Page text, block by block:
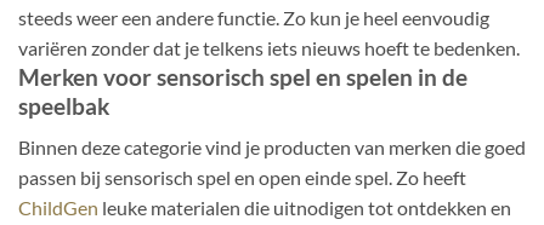
steeds weer een andere functie. Zo kun je heel eenvoudig
variëren zonder dat je telkens iets nieuws hoeft te bedenken.
Merken voor sensorisch spel en spelen in de
speelbak
Binnen deze categorie vind je producten van merken die goed
passen bij sensorisch spel en open einde spel. Zo heeft
ChildGen leuke materialen die uitnodigen tot ontdekken en